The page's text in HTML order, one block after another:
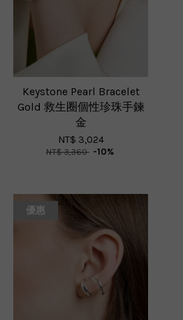
Keystone Pearl Bracelet
Gold 救生圈個性珍珠手鍊
金
NT$ 3,024
NT$ 3,360 -10%
優惠